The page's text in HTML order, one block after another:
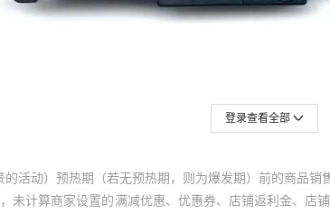
登录查看全部
的活动）预热期（若无预热期，则为爆发期）前的商品
未计算商家设置的满减优惠、优惠券、店铺返利金、